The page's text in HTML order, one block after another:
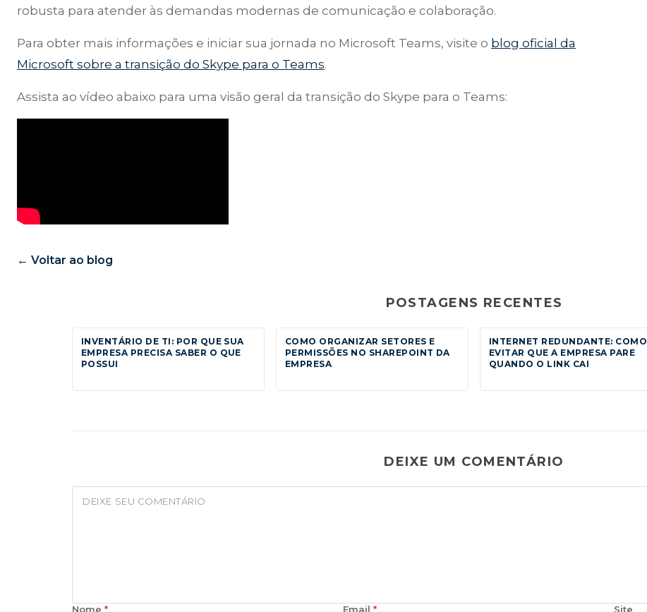
robusta para atender às demandas modernas de comunicação e colaboração.
Para obter mais informações e iniciar sua jornada no Microsoft Teams, visite o blog oficial da
Microsoft sobre a transição do Skype para o Teams.
Assista ao vídeo abaixo para uma visão geral da transição do Skype para o Teams:
← Voltar ao blog
POSTAGENS RECENTES
INVENTÁRIO DE TI: POR QUE SUA
EMPRESA PRECISA SABER O QUE
POSSUI
COMO ORGANIZAR SETORES E
PERMISSÕES NO SHAREPOINT DA
EMPRESA
INTERNET REDUNDANTE: COMO
EVITAR QUE A EMPRESA PARE
QUANDO O LINK CAI
DEIXE UM COMENTÁRIO
Nome * Email * Site